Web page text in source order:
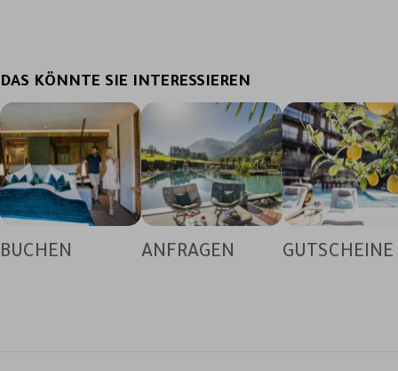
DAS KÖNNTE SIE INTERESSIEREN
BUCHEN ANFRAGEN GUTSCHEINE